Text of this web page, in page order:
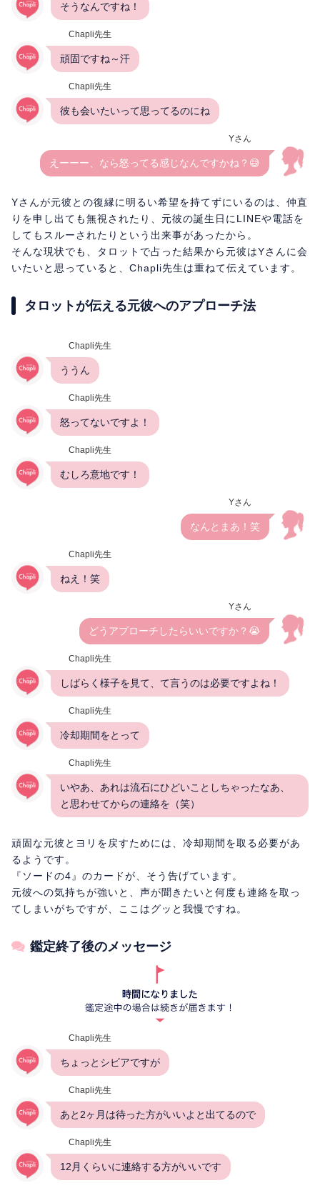
そうなんですね！
Chapli先生
頑固ですね～汗
Chapli先生
彼も会いたいって思ってるのにね
Yさん
えーーー、なら怒ってる感じなんですかね？😅
Yさんが元彼との復縁に明るい希望を持てずにいるのは、仲直
りを申し出ても無視されたり、元彼の誕生日にLINEや電話を
してもスルーされたりという出来事があったから。
そんな現状でも、タロットで占った結果から元彼はYさんに会
いたいと思っていると、Chapli先生は重ねて伝えています。
タロットが伝える元彼へのアプローチ法
Chapli先生
ううん
Chapli先生
怒ってないですよ！
Chapli先生
むしろ意地です！
Yさん
なんとまあ！笑
Chapli先生
ねえ！笑
Yさん
どうアプローチしたらいいですか？😭
Chapli先生
しばらく様子を見て、て言うのは必要ですよね！
Chapli先生
冷却期間をとって
Chapli先生
いやあ、あれは流石にひどいことしちゃったなあ、
と思わせてからの連絡を（笑）
頑固な元彼とヨリを戻すためには、冷却期間を取る必要があ
るようです。
『ソードの4』のカードが、そう告げています。
元彼への気持ちが強いと、声が聞きたいと何度も連絡を取っ
てしまいがちですが、ここはグッと我慢ですね。
鑑定終了後のメッセージ
Chapli先生
ちょっとシビアですが
Chapli先生
あと2ヶ月は待った方がいいよと出てるので
Chapli先生
12月くらいに連絡する方がいいです